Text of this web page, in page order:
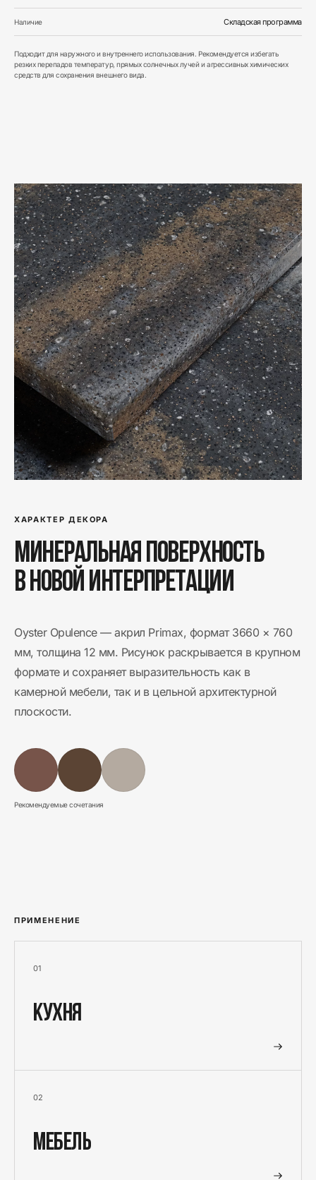
Наличие Складская программа
Подходит для наружного и внутреннего использования. Рекомендуется избегать
резких перепадов температур, прямых солнечных лучей и агрессивных химических
средств для сохранения внешнего вида.
ХАРАКТЕР ДЕКОРА
Минеральная поверхность
в новой интерпретации
Oyster Opulence — акрил Primax, формат 3660 × 760
мм, толщина 12 мм. Рисунок раскрывается в крупном
формате и сохраняет выразительность как в
камерной мебели, так и в цельной архитектурной
плоскости.
Рекомендуемые сочетания
ПРИМЕНЕНИЕ
01
Кухня
02
Мебель